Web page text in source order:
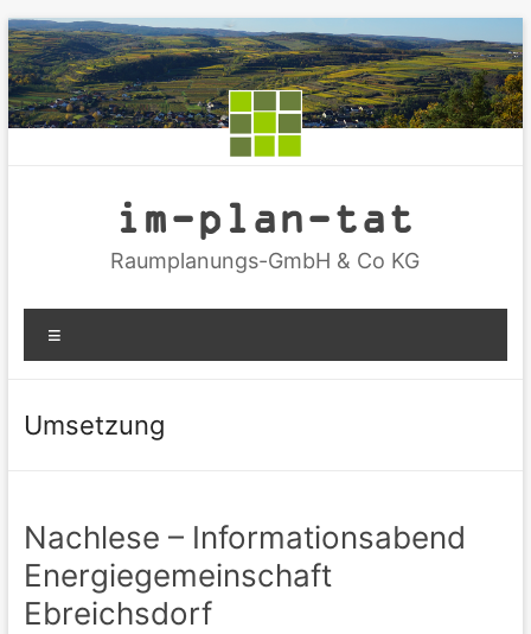
Zum
Inhalt
springen
im-plan-tat
Raumplanungs-GmbH & Co KG
Umsetzung
Nachlese – Informationsabend
Energiegemeinschaft
Ebreichsdorf